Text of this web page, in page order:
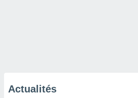
Actualités